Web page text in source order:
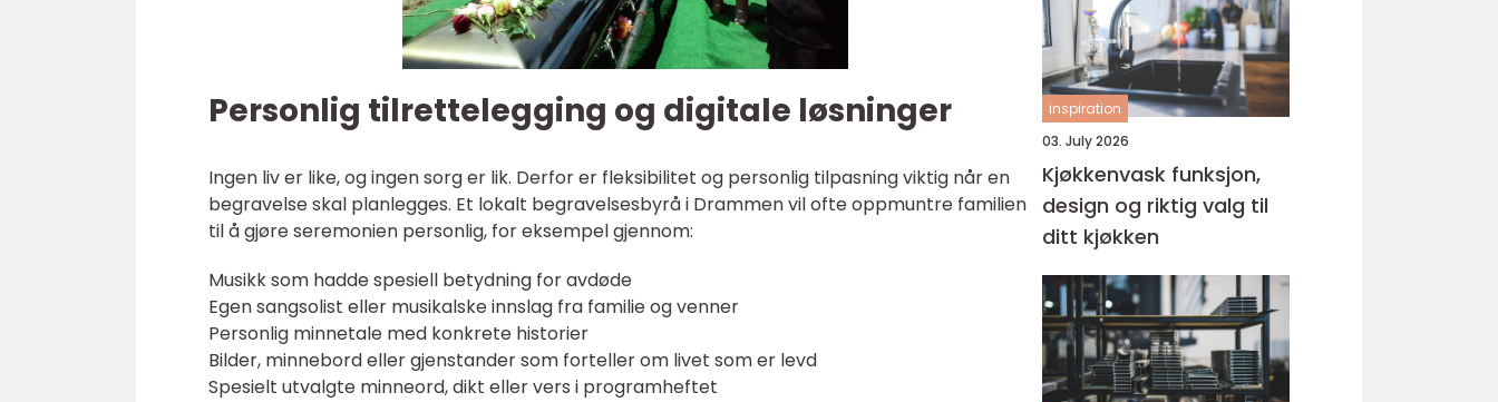
Personlig tilrettelegging og digitale løsninger
Ingen liv er like, og ingen sorg er lik. Derfor er fleksibilitet og personlig tilpasning viktig når en
begravelse skal planlegges. Et lokalt begravelsesbyrå i Drammen vil ofte oppmuntre familien
til å gjøre seremonien personlig, for eksempel gjennom:
Musikk som hadde spesiell betydning for avdøde
Egen sangsolist eller musikalske innslag fra familie og venner
Personlig minnetale med konkrete historier
Bilder, minnebord eller gjenstander som forteller om livet som er levd
Spesielt utvalgte minneord, dikt eller vers i programheftet
inspiration
03. July 2026
Kjøkkenvask funksjon,
design og riktig valg til
ditt kjøkken